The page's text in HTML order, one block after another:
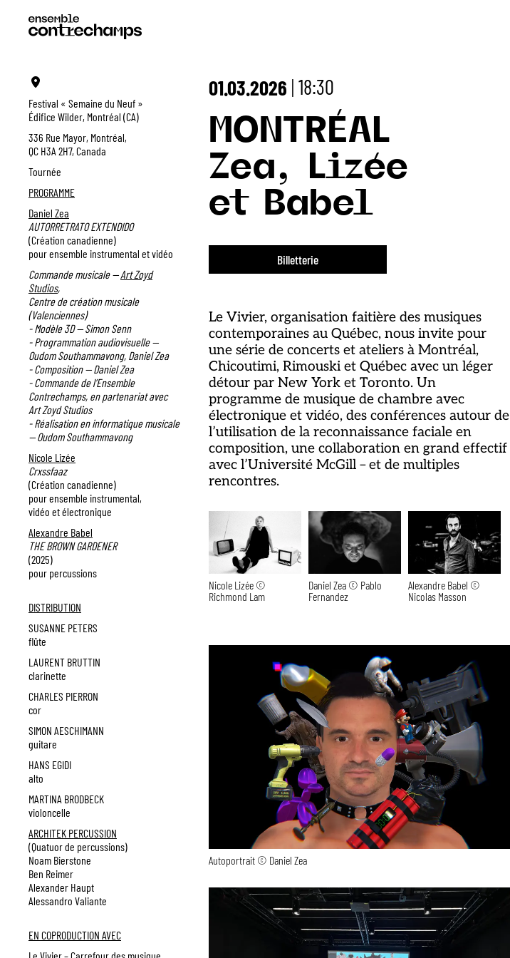
Festival « Semaine du Neuf »
Édifice Wilder, Montréal (CA)
336 Rue Mayor, Montréal,
QC H3A 2H7, Canada
Tournée
PROGRAMME
Daniel Zea
AUTORRETRATO EXTENDIDO
(Création canadienne)
pour ensemble instrumental et vidéo
Commande musicale —Art Zoyd
Studios,
Centre de création musicale
(Valenciennes)
- Modèle 3D — Simon Senn
- Programmation audiovisuelle —
Oudom Southammavong, Daniel Zea
- Composition — Daniel Zea
- Commande de l’Ensemble
Contrechamps, en partenariat avec
Art Zoyd Studios
- Réalisation en informatique musicale
— Oudom Southammavong
Nicole Lizée
Crxssfaaz
(Création canadienne)
pour ensemble instrumental,
vidéo et électronique
Alexandre Babel
THE BROWN GARDENER
(2025)
pour percussions
DISTRIBUTION
SUSANNE PETERS
flûte
LAURENT BRUTTIN
clarinette
CHARLES PIERRON
cor
SIMON AESCHIMANN
guitare
HANS EGIDI
alto
MARTINA BRODBECK
violoncelle
ARCHITEK PERCUSSION
(Quatuor de percussions)
Noam Bierstone
Ben Reimer
Alexander Haupt
Alessandro Valiante
EN COPRODUCTION AVEC
01.03.2026 | 18:30
MONTRÉAL
Zea, Lizée
et Babel
Billetterie
Le Vivier, organisation faitière des musiques
contemporaines au Québec, nous invite pour
une série de concerts et ateliers à Montréal,
Chicoutimi, Rimouski et Québec avec un léger
détour par New York et Toronto. Un
programme de musique de chambre avec
électronique et vidéo, des conférences autour de
l’utilisation de la reconnaissance faciale en
composition, une collaboration en grand effectif
avec l’Université McGill – et de multiples
rencontres.
Nicole Lizée ©
Richmond Lam
Daniel Zea © Pablo
Fernandez
Alexandre Babel ©
Nicolas Masson
Autoportrait © Daniel Zea